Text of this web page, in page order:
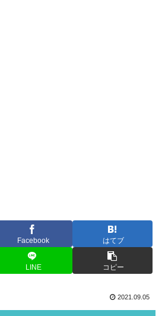
Facebook はてブ
LINE コピー
2021.09.05